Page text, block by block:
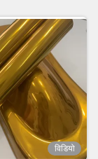
विडियो